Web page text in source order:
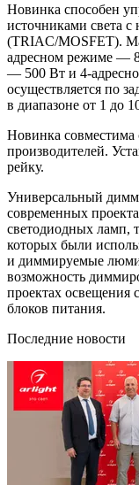
Новинка способен
источниками света
(TRIAC/MOSFET).
адресном режиме —
— 500 Вт и 4-
осуществляется по
в диапазоне от 1 до
Новинка совместима
производителей.
рейку.
Универсальный
современных
светодиодных ламп,
которых были
и диммируемые
возможность
проектах
блоков питания.
Последние новости